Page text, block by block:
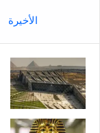
الأخيرة